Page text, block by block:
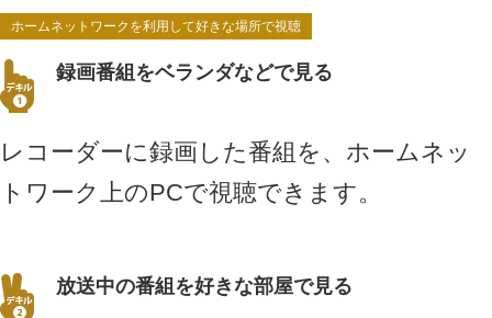
ホームネットワークを利用して好きな場所で視聴
録画番組をベランダなどで見る
レコーダーに録画した番組を、ホームネッ
トワーク上のPCで視聴できます。
放送中の番組を好きな部屋で見る